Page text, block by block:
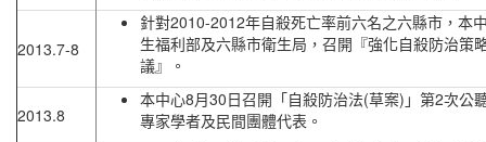
2013.7-8
針對2010-2012年自殺死亡率前六名之六縣市，本
生福利部及六縣市衛生局，召開『強化自殺防治策
議』。
2013.8
本中心8月30日召開「自殺防治法(草案)」第2次公
專家學者及民間團體代表。